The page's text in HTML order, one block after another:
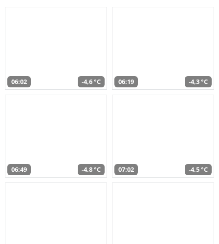
06:02 -4,6 °C 06:19 -4,3 °C
06:49 -4,8 °C 07:02 -4,5 °C